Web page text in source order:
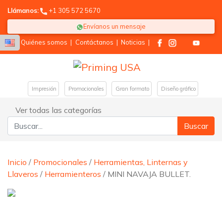
Llámanos:
+1 305 572 5670
Envíanos un mensaje
Quiénes somos | Contáctanos | Noticias |
Impresión Promocionales Gran formato Diseño gráfico
Ver todas las categorías
Buscar:
Inicio / Promocionales / Herramientas, Linternas y
Llaveros / Herramienteros / MINI NAVAJA BULLET.